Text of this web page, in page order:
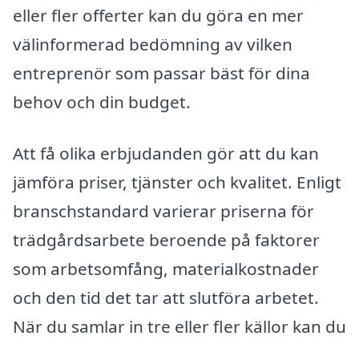
eller fler offerter kan du göra en mer
välinformerad bedömning av vilken
entreprenör som passar bäst för dina
behov och din budget.
Att få olika erbjudanden gör att du kan
jämföra priser, tjänster och kvalitet. Enligt
branschstandard varierar priserna för
trädgårdsarbete beroende på faktorer
som arbetsomfång, materialkostnader
och den tid det tar att slutföra arbetet.
När du samlar in tre eller fler källor kan du